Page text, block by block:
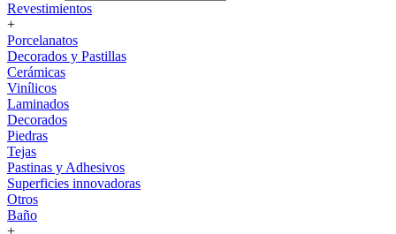
Revestimientos
+
Porcelanatos
Decorados y Pastillas
Cerámicas
Vinílicos
Laminados
Decorados
Piedras
Tejas
Pastinas y Adhesivos
Superficies innovadoras
Otros
Baño
+